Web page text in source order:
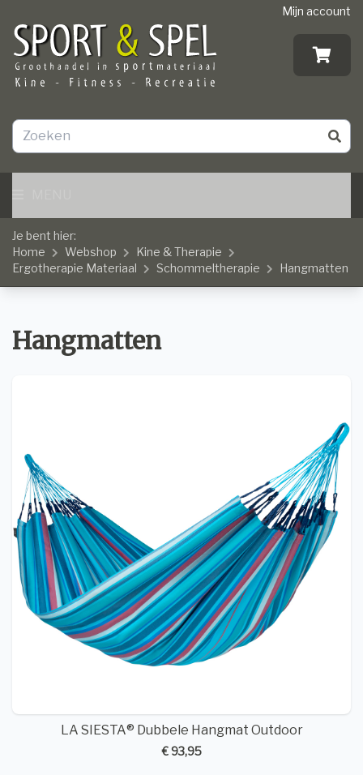
Mijn account
Je bent hier:
Home
Webshop
Kine & Therapie
Ergotherapie Materiaal
Schommeltherapie Hangmatten
Hangmatten
LA SIESTA® Dubbele Hangmat Outdoor
€ 93,95